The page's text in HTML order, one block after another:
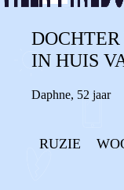
IN HUIS
Daphne, 52 jaar
RUZIE